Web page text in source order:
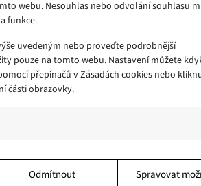
webu. Nesouhlas nebo odvolání souhlasu
funkce.
uvedeným nebo proveďte podrobnější
pouze na tomto webu. Nastavení můžete
přepínačů v Zásadách cookies nebo
části obrazovky.
v zařízení, Porozumění publiku
zdrojů.
Odmítnout Spravovat
funguje na Shield TV